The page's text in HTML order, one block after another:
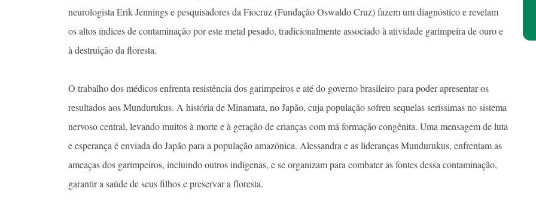
neurologista Erik Jennings e pesquisadores da Fiocruz (Fundação Oswaldo Cruz) fazem um diagnóstico e revelam
os altos índices de contaminação por este metal pesado, tradicionalmente associado à atividade garimpeira de ouro e
à destruição da floresta.
O trabalho dos médicos enfrenta resistência dos garimpeiros e até do governo brasileiro para poder apresentar os
resultados aos Mundurukus. A história de Minamata, no Japão, cuja população sofreu sequelas seríssimas no sistema
nervoso central, levando muitos à morte e à geração de crianças com má formação congênita. Uma mensagem de luta
e esperança é enviada do Japão para a população amazônica. Alessandra e as lideranças Mundurukus, enfrentam as
ameaças dos garimpeiros, incluindo outros indígenas, e se organizam para combater as fontes dessa contaminação,
garantir a saúde de seus filhos e preservar a floresta.